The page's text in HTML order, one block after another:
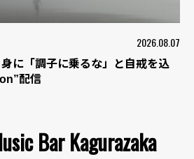
2026.08.07
に「調子に乗るな」と自戒を込
配信
Bar Kagurazaka